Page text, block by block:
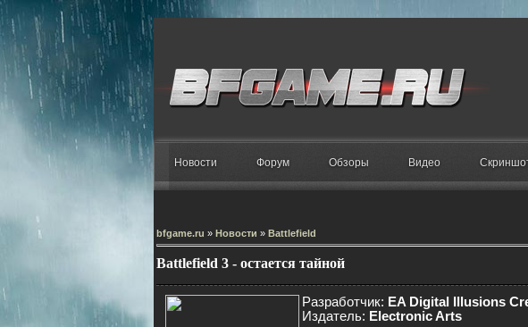
Новости Форум Обзоры Видео
bfgame.ru » Новости » Battlefield
Battlefield 3 - остается тайной
Разработчик: EA Digital Illusions
Издатель: Electronic Arts